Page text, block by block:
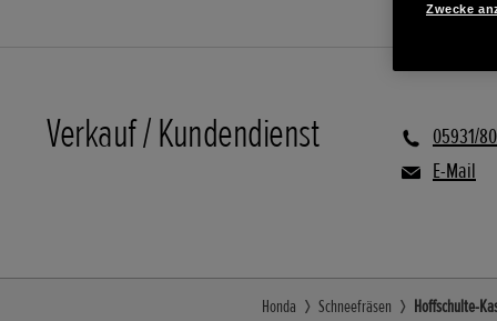
Verkauf / Kundendienst
05931/
E-Mail
Honda Schneefräsen Hoffschulte-
Zwecke